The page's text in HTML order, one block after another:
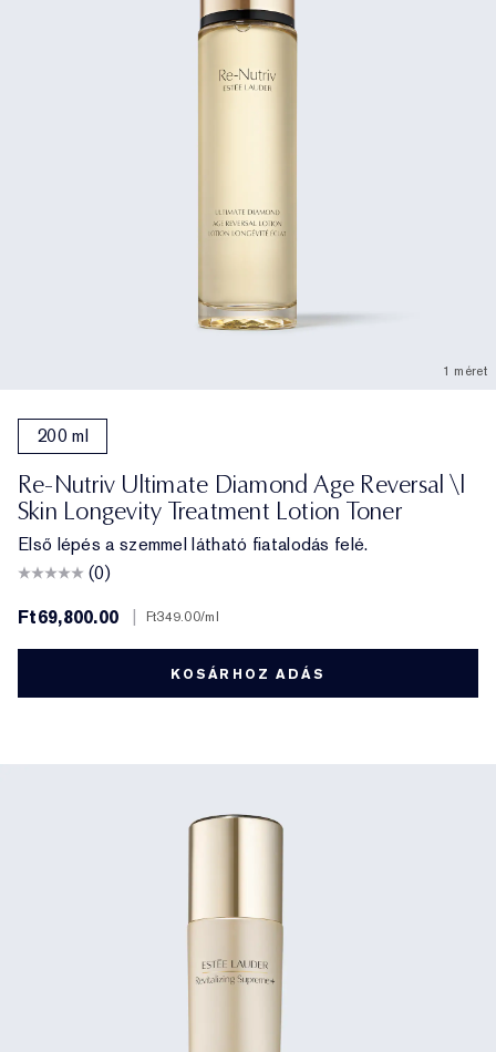
1 méret
200 ml
Re-Nutriv Ultimate Diamond Age Reversal \|
Skin Longevity Treatment Lotion Toner
Első lépés a szemmel látható fiatalodás felé.
(0)
Ft69,800.00
Ft349.00/ml
KOSÁRHOZ ADÁS